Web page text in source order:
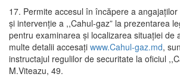
17. Permite accesul în încăpere a
și intervenție a ,,Cahul-gaz” la prezentarea
pentru examinarea și localizarea situației de
multe detalii accesați www.Cahul-gaz.md,
instructajul regulilor de securitate la oficiul
M.Viteazu, 49.